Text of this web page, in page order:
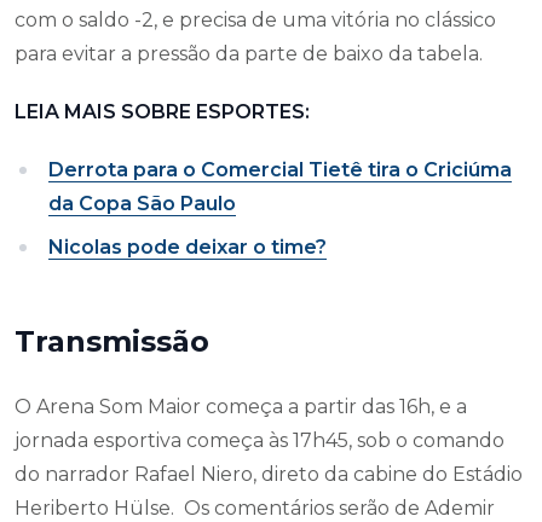
com o saldo -2, e precisa de uma vitória no clássico
para evitar a pressão da parte de baixo da tabela.
LEIA MAIS SOBRE ESPORTES:
Derrota para o Comercial Tietê tira o Criciúma
da Copa São Paulo
Nicolas pode deixar o time?
Transmissão
O Arena Som Maior começa a partir das 16h, e a
jornada esportiva começa às 17h45, sob o comando
do narrador Rafael Niero, direto da cabine do Estádio
Heriberto Hülse. Os comentários serão de Ademir